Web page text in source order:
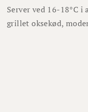
Server ved 16-18°C
grillet oksekød,